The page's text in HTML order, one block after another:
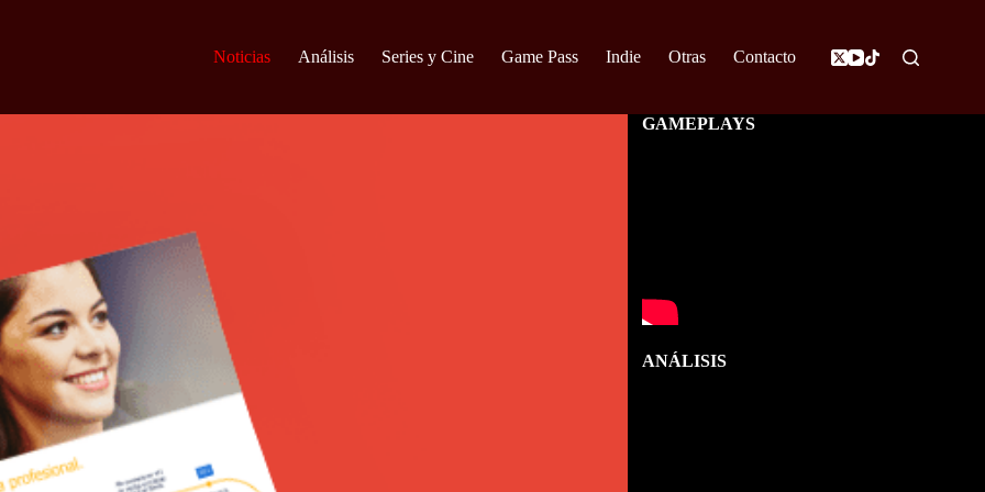
Noticias Análisis Series y Cine Game Pass Indie Otras Contacto
GAMEPLAYS
ANÁLISIS